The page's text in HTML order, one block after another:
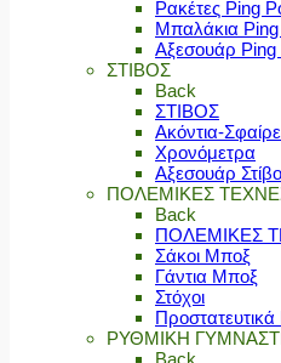
Ρακέτες Ping
Μπαλάκια
Αξεσουάρ Ping
ΣΤΙΒΟΣ
Back
ΣΤΙΒΟΣ
Ακόντια-
Χρονόμετρα
Αξεσουάρ
ΠΟΛΕΜΙΚΕΣ
Back
ΠΟΛΕΜΙΚΕΣ
Σάκοι Μποξ
Γάντια Μποξ
Στόχοι
ΡΥΘΜΙΚΗ